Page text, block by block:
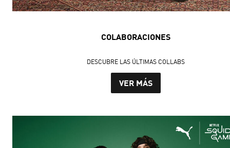
COLABORACIONES
DESCUBRE LAS ÚLTIMAS COLLABS
VER MÁS